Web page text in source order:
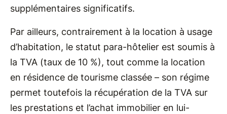
supplémentaires significatifs.
Par ailleurs, contrairement à la location à usage
d’habitation, le statut para-hôtelier est soumis à
la TVA (taux de 10 %), tout comme la location
en résidence de tourisme classée – son régime
permet toutefois la récupération de la TVA sur
les prestations et l’achat immobilier en lui-